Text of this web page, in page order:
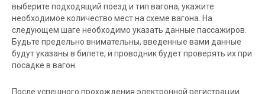
выберите подходящий поезд и тип вагона, укажите
необходимое количество мест на схеме вагона. На
следующем шаге необходимо указать данные пассажиров.
Будьте предельно внимательны, введенные вами данные
будут указаны в билете, и проводник будет проверять их при
посадке в вагон.
После успешного прохождения электронной регистрации